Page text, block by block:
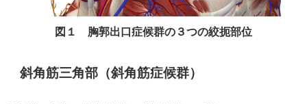
図１ 胸郭出口症候群の３つの絞扼部位
斜角筋三角部（斜角筋症候群）